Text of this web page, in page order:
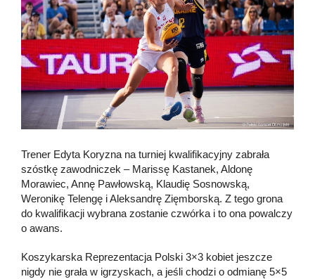
Trener Edyta Koryzna na turniej kwalifikacyjny zabrała
szóstkę zawodniczek – Marissę Kastanek, Aldonę
Morawiec, Annę Pawłowską, Klaudię Sosnowską,
Weronikę Telengę i Aleksandrę Zięmborską. Z tego grona
do kwalifikacji wybrana zostanie czwórka i to ona powalczy
o awans.
Koszykarska Reprezentacja Polski 3×3 kobiet jeszcze
nigdy nie grała w igrzyskach, a jeśli chodzi o odmianę 5×5